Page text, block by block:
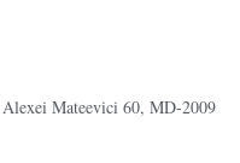
Mateevici 60, MD-2009